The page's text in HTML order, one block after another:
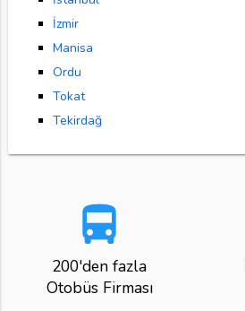
İzmir
Manisa
Ordu
Tokat
Tekirdağ
directions_bus
200'den fazla
Otobüs Firması